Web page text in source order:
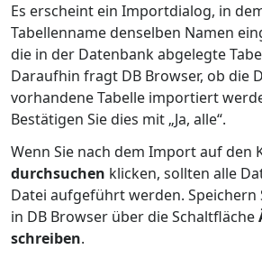
Es erscheint ein Importdialog, in
Tabellenname denselben Namen
die in der Datenbank abgelegte
Daraufhin fragt DB Browser, ob die
vorhandene Tabelle importiert
Bestätigen Sie dies mit „Ja, alle“.
Wenn Sie nach dem Import auf den
durchsuchen klicken, sollten alle
Datei aufgeführt werden. Speichern
in DB Browser über die Schaltfläche
schreiben.